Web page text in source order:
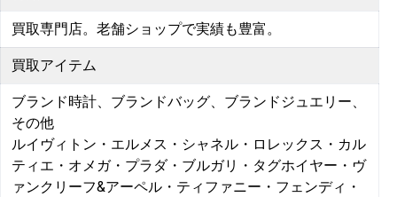
買取専門店。老舗ショップで実績も豊富。
買取アイテム
ブランド時計、ブランドバッグ、ブランドジュエリー、
その他
ルイヴィトン・エルメス・シャネル・ロレックス・カル
ティエ・オメガ・プラダ・ブルガリ・タグホイヤー・ヴ
ァンクリーフ&アーペル・ティファニー・フェンディ・